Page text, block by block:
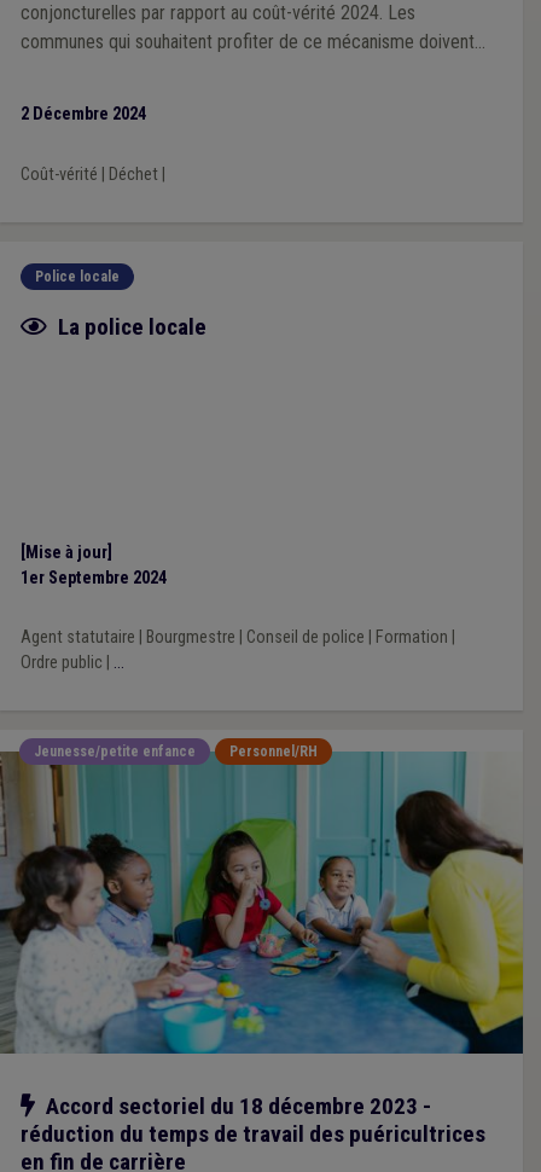
conjoncturelles par rapport au coût-vérité 2024. Les
communes qui souhaitent profiter de ce mécanisme doivent
2 Décembre 2024
Coût-vérité Déchet|
Police locale
Fiche focus
La police locale
[Mise à jour]
1er Septembre 2024
Agent statutaire Bourgmestre Conseil de police Formation
Ordre public
...
Jeunesse/petite enfance Personnel/RH
Notre action
Accord sectoriel du 18 décembre 2023 -
réduction du temps de travail des puéricultrices
en fin de carrière